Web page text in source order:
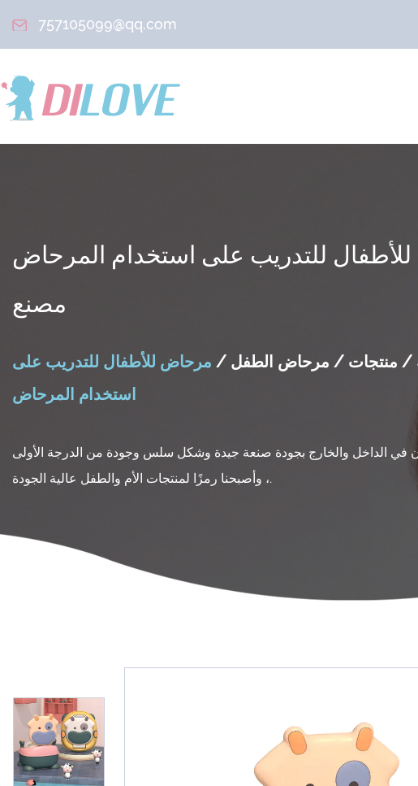
757105099@qq.com
للتدريب على استخدام المرحاض
مصنع
/ منتجات / مرحاض الطفل / مرحاض للأطفال للتدريب على
استخدام المرحاض
في الداخل والخارج بجودة صنعة جيدة وشكل سلس وجودة من الدرجة الأولى
، وأصبحنا رمزًا لمنتجات الأم والطفل عالية الجودة.